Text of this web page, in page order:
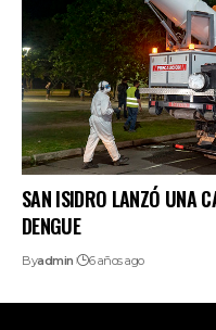
SAN ISIDRO LANZÓ UNA
DENGUE
Byadmin 6 años ago